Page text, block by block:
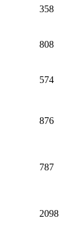
358
808
574
876
787
2098